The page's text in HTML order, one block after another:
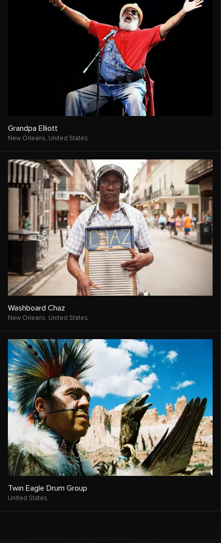
Grandpa Elliott
New Orleans, United States
Washboard Chaz
New Orleans, United States
Twin Eagle Drum Group
United States